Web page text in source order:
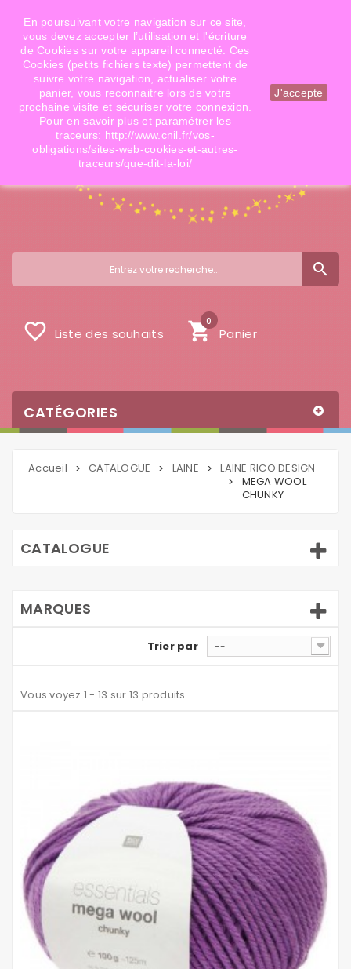
Téléphone: 06 09 14 02 79 Email: info@doigtsdefees.com
Mon compte
search
shopping_cart Panier
0
favorite_border Liste des souhaits
CATÉGORIES
Accueil > CATALOGUE > LAINE > LAINE RICO DESIGN
>
MEGA WOOL
CHUNKY
CATALOGUE
MARQUES
Trier par --
Vous voyez 1 - 13 sur 13 produits
En poursuivant votre navigation sur ce site,
vous devez accepter l’utilisation et l'écriture
de Cookies sur votre appareil connecté. Ces
Cookies (petits fichiers texte) permettent de
suivre votre navigation, actualiser votre
panier, vous reconnaitre lors de votre
prochaine visite et sécuriser votre connexion.
Pour en savoir plus et paramétrer les
traceurs: http://www.cnil.fr/vos-
obligations/sites-web-cookies-et-autres-
traceurs/que-dit-la-loi/
J'accepte